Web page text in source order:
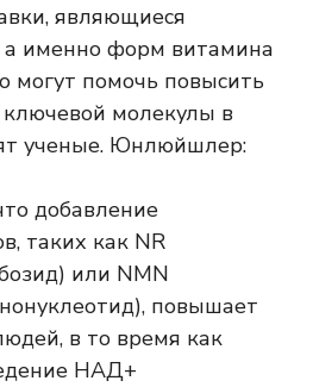
являющиеся
именно форм витамина
могут помочь повысить
ключевой молекулы в
ученые. Юнлюйшлер:
добавление
таких как NR
или NMN
повышает
в то время как
НАД+